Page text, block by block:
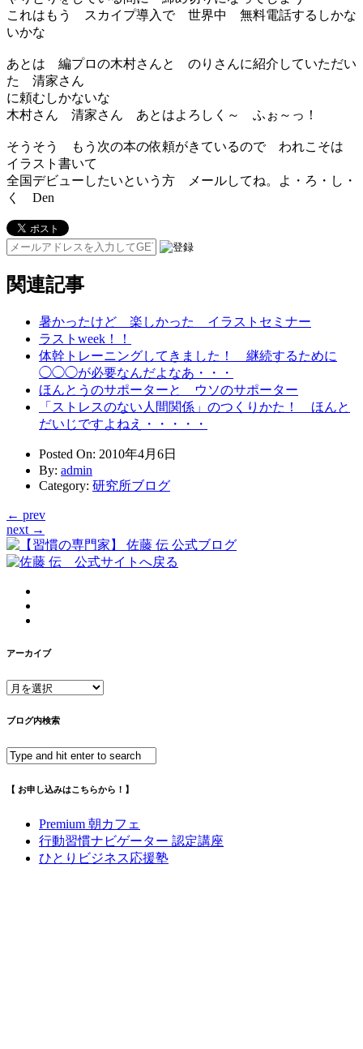
これはもう スカイプ導入で 世界中 無料電話するしかな
いかな
あとは 編プロの木村さんと のりさんに紹介していただい
た 清家さん
に頼むしかないな
木村さん 清家さん あとはよろしく～ ふぉ～っ！
そうそう もう次の本の依頼がきているので われこそは
イラスト書いて
全国デビューしたいという方 メールしてね。よ・ろ・し・
く Den
関連記事
暑かったけど 楽しかった イラストセミナー
ラストweek！！
体幹トレーニングしてきました！ 継続するために
◯◯◯が必要なんだよなあ・・・
ほんとうのサポーターと ウソのサポーター
「ストレスのない人間関係」のつくりかた！ ほんと
だいじですよねえ・・・・・
Posted On: 2010年4月6日
By: admin
Category: 研究所ブログ
← prev
next →
アーカイブ
ア
カ
ブ
ブログ内検索
【 お申し込みはこちらから！】
Premium 朝カフェ
行動習慣ナビゲーター 認定講座
ひとりビジネス応援塾